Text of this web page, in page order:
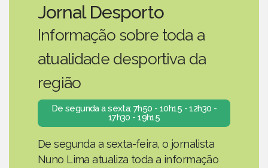
Jornal Desporto
Informação sobre toda a
atualidade desportiva da
região
De segunda a sexta: 7h50 - 10h15 - 12h30 -
17h30 - 19h15
De segunda a sexta-feira, o jornalista
Nuno Lima atualiza toda a informação